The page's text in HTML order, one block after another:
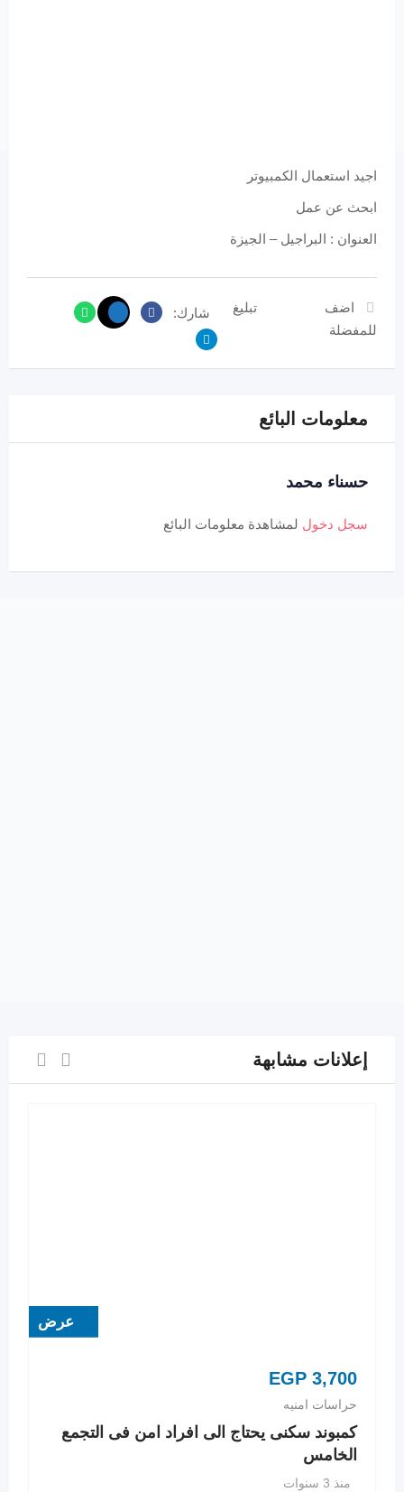
اجيد استعمال الكمبيوتر
ابحث عن عمل
العنوان : البراجيل – الجيزة
اضف
للمفضلة
تبليغ شارك:
معلومات البائع
حسناء محمد
سجل دخول لمشاهدة معلومات البائع
إعلانات مشابهة
عرض
EGP 3,700
حراسات امنيه
كمبوند سكنى يحتاج الى افراد امن فى التجمع
الخامس
منذ 3 سنوات